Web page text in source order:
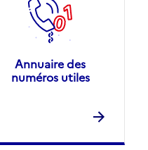
Annuaire des
numéros utiles